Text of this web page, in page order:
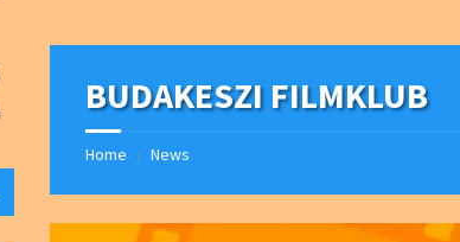
BUDAKESZI FILMKLUB
Home / News